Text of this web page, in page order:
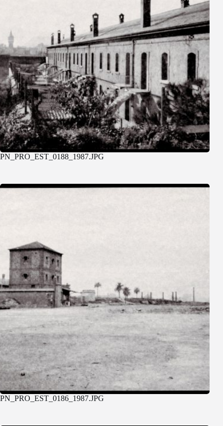
PN_PRO_EST_0188_1987.JPG
PN_PRO_EST_0186_1987.JPG